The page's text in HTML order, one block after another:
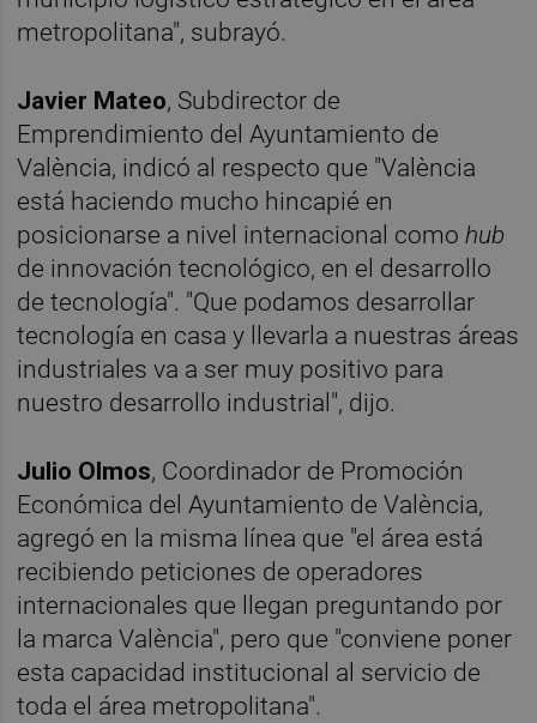
metropolitana", subrayó.
Javier Mateo, Subdirector de
Emprendimiento del Ayuntamiento de
València, indicó al respecto que "València
está haciendo mucho hincapié en
posicionarse a nivel internacional comohub
de innovación tecnológico, en el desarrollo
de tecnología". "Que podamos desarrollar
tecnología en casa y llevarla a nuestras áreas
industriales va a ser muy positivo para
nuestro desarrollo industrial", dijo.
Julio Olmos, Coordinador de Promoción
Económica del Ayuntamiento de València,
agregó en la misma línea que "el área está
recibiendo peticiones de operadores
internacionales que llegan preguntando por
la marca València", pero que "conviene poner
esta capacidad institucional al servicio de
toda el área metropolitana".